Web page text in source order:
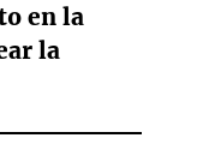
en la
la